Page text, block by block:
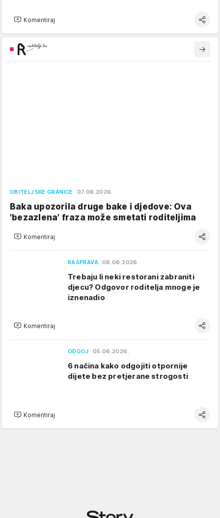
Komentiraj
OBITELJSKE GRANICE 07.06.2026.
Baka upozorila druge bake i djedove: Ova
'bezazlena' fraza može smetati roditeljima
Komentiraj
RASPRAVA 06.06.2026.
Trebaju li neki restorani zabraniti
djecu? Odgovor roditelja mnoge je
iznenadio
Komentiraj
ODGOJ 05.06.2026.
6 načina kako odgojiti otpornije
dijete bez pretjerane strogosti
Komentiraj